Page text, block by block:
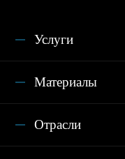
Услуги
Материалы
Отрасли